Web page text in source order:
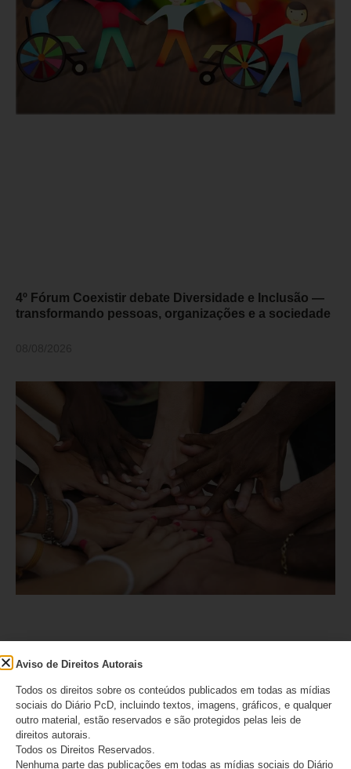
4º Fórum Coexistir debate Diversidade e Inclusão —
transformando pessoas, organizações e a sociedade
Aviso de Direitos Autorais
Todos os direitos sobre os conteúdos publicados em todas as mídias
sociais do Diário PcD, incluindo textos, imagens, gráficos, e qualquer
outro material, estão reservados e são protegidos pelas leis de
direitos autorais.
Todos os Direitos Reservados.
Nenhuma parte das publicações em todas as mídias sociais do Diário